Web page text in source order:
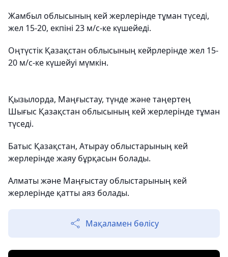
Жамбыл облысының кей жерлерінде тұман түседі,
жел 15-20, екпіні 23 м/с-ке күшейеді.
Оңтүстік Қазақстан облысының кейрлерінде жел 15-
20 м/с-ке күшейуі мүмкін.
Қызылорда, Маңғыстау, түнде және таңертең
Шығыс Қазақстан облысының кей жерлерінде тұман
түседі.
Батыс Қазақстан, Атырау облыстарының кей
жерлерінде жаяу бұрқасын болады.
Алматы және Маңғыстау облыстарының кей
жерлерінде қатты аяз болады.
Мақаламен бөлісу